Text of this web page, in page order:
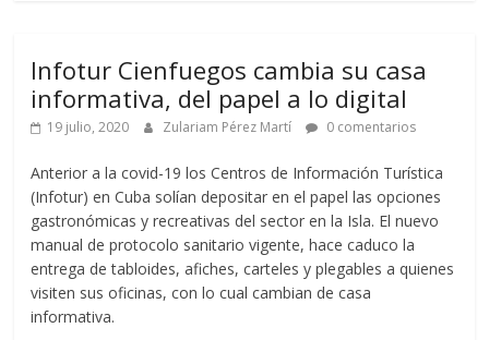
Infotur Cienfuegos cambia su casa
informativa, del papel a lo digital
19 julio, 2020 Zulariam Pérez Martí 0 comentarios
Anterior a la covid-19 los Centros de Información Turística
(Infotur) en Cuba solían depositar en el papel las opciones
gastronómicas y recreativas del sector en la Isla. El nuevo
manual de protocolo sanitario vigente, hace caduco la
entrega de tabloides, afiches, carteles y plegables a quienes
visiten sus oficinas, con lo cual cambian de casa
informativa.